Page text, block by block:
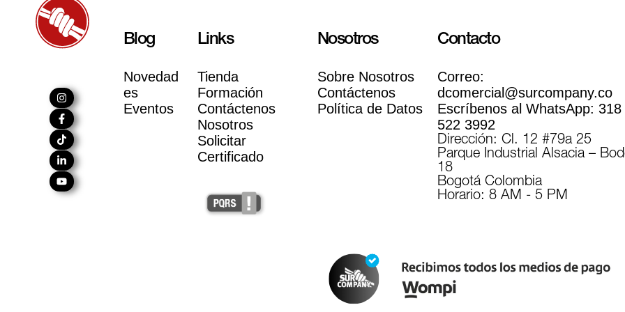
Blog
Novedad
es
Eventos
Links
Tienda
Formación
Contáctenos
Nosotros
Solicitar
Certificado
Nosotros
Sobre Nosotros
Contáctenos
Política de Datos
Contacto
Correo:
dcomercial@surcompany.co
Escríbenos al WhatsApp: 318
522 3992
Dirección: Cl. 12 #79a 25
Parque Industrial Alsacia –
18
Bogotá Colombia
Horario: 8 AM - 5 PM